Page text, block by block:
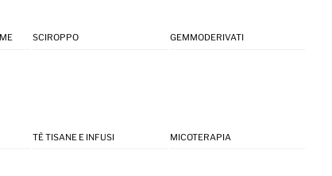
SCIROPPO GEMMODERIVATI
TÈ TISANE E INFUSI MICOTERAPIA